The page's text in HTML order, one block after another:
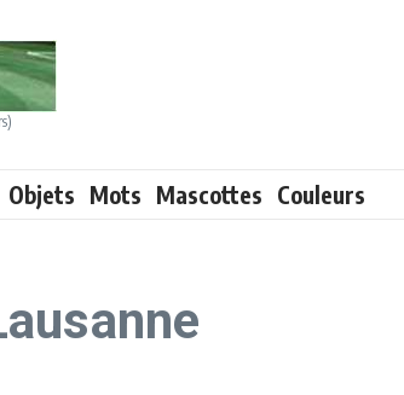
Objets Mots Mascottes Couleurs